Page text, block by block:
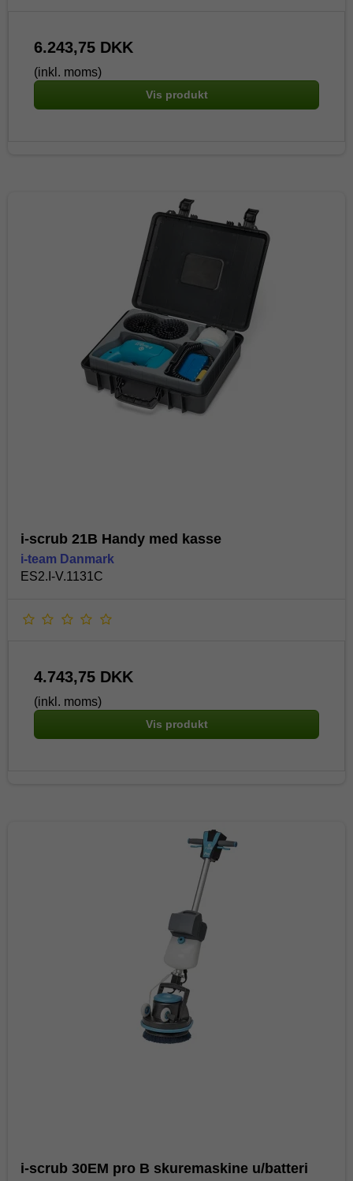
6.243,75 DKK
(inkl. moms)
Vis produkt
i-scrub 21B Handy med kasse
i-team Danmark
ES2.I-V.1131C
4.743,75 DKK
(inkl. moms)
Vis produkt
i-scrub 30EM pro B skuremaskine u/batteri